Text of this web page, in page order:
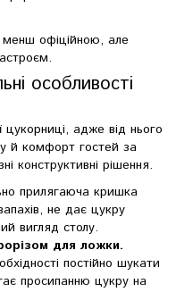
менш офіційною, але
особливості
адже від нього
й комфорт гостей за
конструктивні рішення.
прилягаюча кришка
не дає цукру
вигляд столу.
для ложки.
постійно шукати
просипанню цукру на